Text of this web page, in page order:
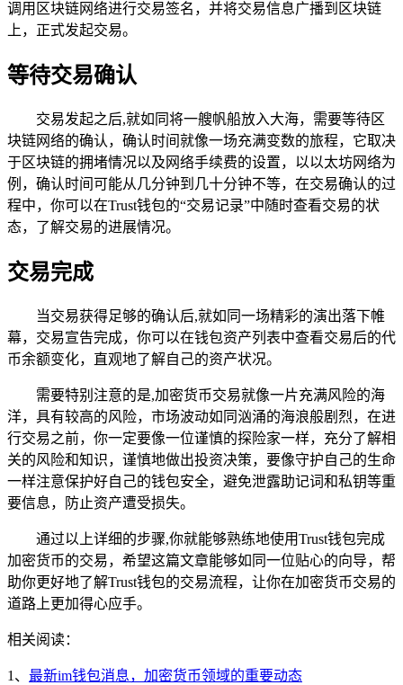
调用区块链网络进行交易签名，并将交易信息广播到区块链
上，正式发起交易。
等待交易确认
交易发起之后,就如同将一艘帆船放入大海，需要等待区
块链网络的确认，确认时间就像一场充满变数的旅程，它取决
于区块链的拥堵情况以及网络手续费的设置，以以太坊网络为
例，确认时间可能从几分钟到几十分钟不等，在交易确认的过
程中，你可以在Trust钱包的“交易记录”中随时查看交易的状
态，了解交易的进展情况。
交易完成
当交易获得足够的确认后,就如同一场精彩的演出落下帷
幕，交易宣告完成，你可以在钱包资产列表中查看交易后的代
币余额变化，直观地了解自己的资产状况。
需要特别注意的是,加密货币交易就像一片充满风险的海
洋，具有较高的风险，市场波动如同汹涌的海浪般剧烈，在进
行交易之前，你一定要像一位谨慎的探险家一样，充分了解相
关的风险和知识，谨慎地做出投资决策，要像守护自己的生命
一样注意保护好自己的钱包安全，避免泄露助记词和私钥等重
要信息，防止资产遭受损失。
通过以上详细的步骤,你就能够熟练地使用Trust钱包完成
加密货币的交易，希望这篇文章能够如同一位贴心的向导，帮
助你更好地了解Trust钱包的交易流程，让你在加密货币交易的
道路上更加得心应手。
相关阅读：
1、 最新im钱包消息，加密货币领域的重要动态